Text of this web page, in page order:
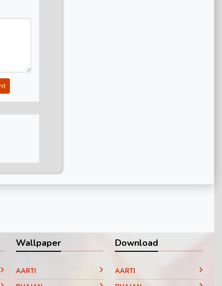
Wallpaper
AARTI
Download
AARTI